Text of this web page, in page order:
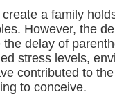
a family
However, the
delay of
stress levels,
contributed to
to conceive.